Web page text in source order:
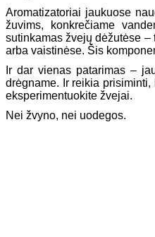
Aromatizatoriai jaukuose
žuvims, konkrečiame
sutinkamas žvejų dėžutėse
arba vaistinėse. Šis
Ir dar vienas patarimas –
drėgname. Ir reikia
eksperimentuokite žvejai.
Nei žvyno, nei uodegos.